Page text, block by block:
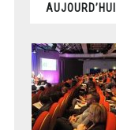
AUJOURD’HUI